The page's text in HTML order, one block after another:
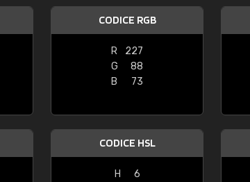
CODICE RGB
R
227
G
88
B
73
CODICE HSL
H
6
"buon servizio"